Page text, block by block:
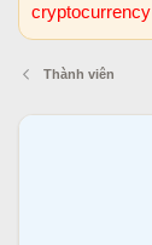
cryptocurrency
Thành viên